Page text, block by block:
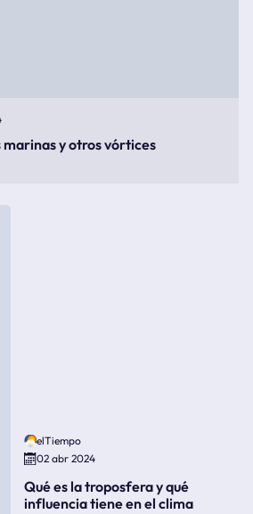
y otros vórtices
elTiempo
02 abr 2024
Qué es la troposfera y qué
influencia tiene en el clima